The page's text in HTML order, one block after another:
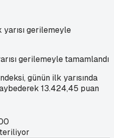
gerilemeyle tamamlandı
günün ilk yarısında
13.424,45 puan